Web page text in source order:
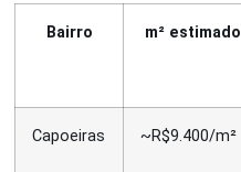
Bairro m² estimado
Capoeiras ~R$9.400/m²